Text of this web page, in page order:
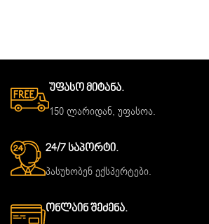
Უფასო Მიტანა.
150 ლარიდან, უფასოა.
24/7 Საპორტი.
პასუხობენ ექსპერტები.
Ონლაინ Შეძენა.